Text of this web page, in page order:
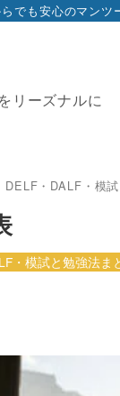
リーズナルに
・DALF・模
・模試と勉強法ま